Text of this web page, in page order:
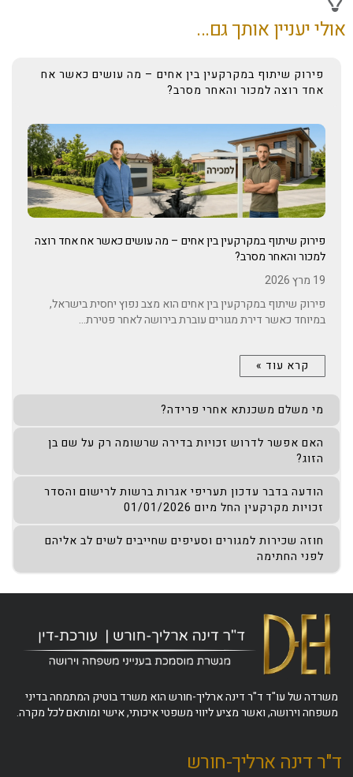
אולי יעניין אותך גם...
פירוק שיתוף במקרקעין בין אחים – מה עושים כאשר אח
אחד רוצה למכור והאחר מסרב?
פירוק שיתוף במקרקעין בין אחים – מה עושים כאשר אח אחד רוצה
למכור והאחר מסרב?
19 מרץ 2026
פירוק שיתוף במקרקעין בין אחים הוא מצב נפוץ יחסית בישראל,
במיוחד כאשר דירת מגורים עוברת בירושה לאחר פטירת...
קרא עוד »
מי משלם משכנתא אחרי פרידה?
האם אפשר לדרוש זכויות בדירה שרשומה רק על שם בן
הזוג?
הודעה בדבר עדכון תעריפי אגרות ברשות לרישום והסדר
זכויות מקרקעין החל מיום 01/01/2026
חוזה שכירות למגורים וסעיפים שחייבים לשים לב אליהם
לפני החתימה
משרדה של עו"ד ד"ר דינה ארליך-חורש הוא משרד בוטיק המתמחה בדיני
משפחה וירושה, ואשר מציע ליווי משפטי איכותי, אישי ומותאם לכל מקרה.
ד"ר דינה ארליך-חורש